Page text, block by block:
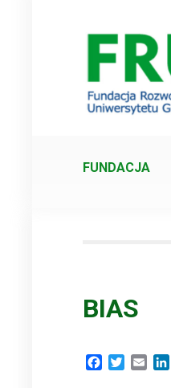
FUNDACJA
BIAS
Facebook
TwitterEmail